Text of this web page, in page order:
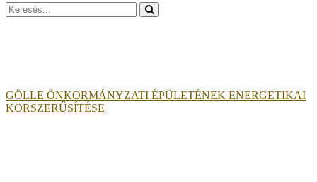
Search
for:
GÖLLE ÖNKORMÁNYZATI ÉPÜLETÉNEK ENERGETIKAI
KORSZERŰSÍTÉSE